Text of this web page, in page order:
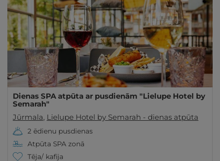
Dienas SPA atpūta ar pusdienām "Lielupe Hotel by
Semarah"
Jūrmala, Lielupe Hotel by Semarah - dienas atpūta
2 ēdienu pusdienas
Atpūta SPA zonā
Tēja/ kafija